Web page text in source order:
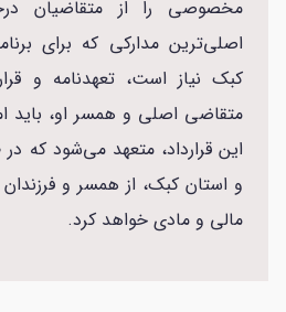
مخصوصی را از متقاضیان
اصلی‌ترین مدارکی که برای
کبک نیاز است، تعهدنامه و
متقاضی اصلی و همسر او، باید
این قرارداد، متعهد می‌شود که در
و استان کبک، از همسر و
مالی و مادی خواهد کرد.